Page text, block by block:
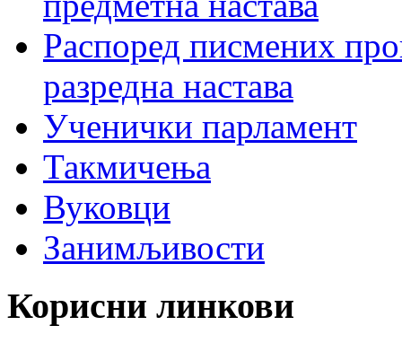
Распоред писмених
разредна настава
Ученички парламент
Такмичења
Вуковци
Занимљивости
Корисни линкови